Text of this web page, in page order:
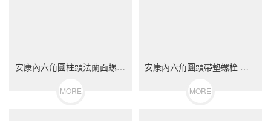
安康內六角圓柱頭法蘭面螺栓 不銹鋼（304/316）碳鋼 合金鋼
MORE
安康內六角圓頭帶墊螺栓 不銹鋼（304/316）碳鋼 合金鋼
MORE